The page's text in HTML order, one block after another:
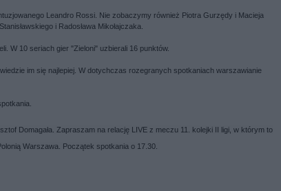
Leandro Rossi. Nie zobaczymy również Piotra Gurzędy i Macieja
i Radosława Mikołajczaka.
W 10 seriach gier "Zieloni" uzbierali 16 punktów.
im się najlepiej. W dotychczas rozegranych spotkaniach warszawianie
Domagała. Zapraszam na relację LIVE z meczu 11. kolejki II ligi, w którym to
Warszawa. Początek spotkania o 17.30.